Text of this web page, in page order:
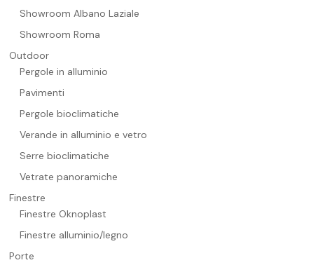
Showroom Albano Laziale
Showroom Roma
Outdoor
Pergole in alluminio
Pavimenti
Pergole bioclimatiche
Verande in alluminio e vetro
Serre bioclimatiche
Vetrate panoramiche
Finestre
Finestre Oknoplast
Finestre alluminio/legno
Porte